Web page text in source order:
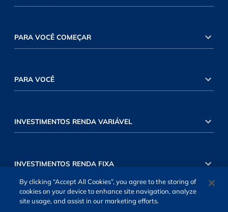
PARA VOCÊ COMEÇAR
PARA VOCÊ
INVESTIMENTOS RENDA VARIÁVEL
INVESTIMENTOS RENDA FIXA
By clicking “Accept All Cookies”, you agree to the storing of
cookies on your device to enhance site navigation, analyze
site usage, and assist in our marketing efforts.